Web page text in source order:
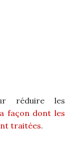
réduire les
façon dont les
traitées.